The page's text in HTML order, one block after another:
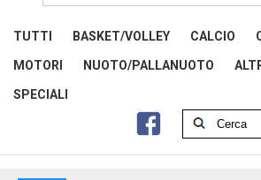
TUTTI BASKET/VOLLEY CALCIO
MOTORI NUOTO/PALLANUOTO
SPECIALI